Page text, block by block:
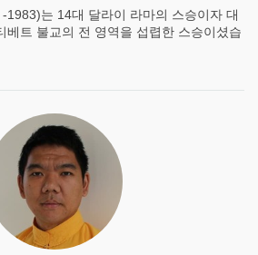
1983)는 14대 달라이 라마의 스승이자 대
베트 불교의 전 영역을 섭렵한 스승이셨습